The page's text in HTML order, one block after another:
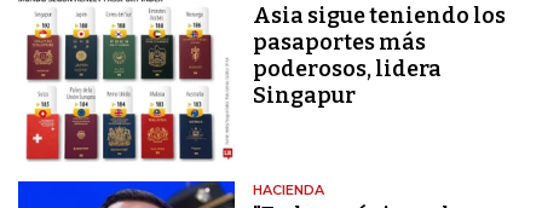
Asia sigue teniendo los
pasaportes más
poderosos, lidera
Singapur
HACIENDA